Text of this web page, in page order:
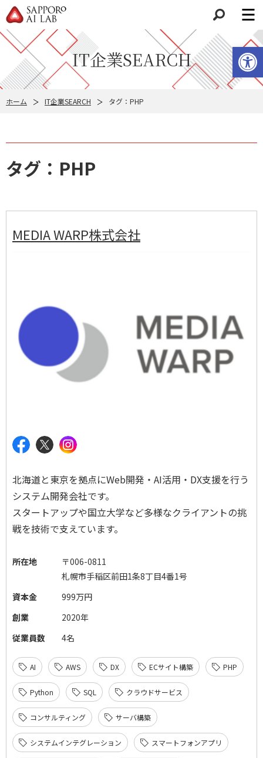
ツールバーを開く
検索
IT企業SEARCH
ホーム IT企業SEARCH タグ：PHP
タグ：PHP
MEDIA WARP株式会社
北海道と東京を拠点にWeb開発・AI活用・DX支援を行う
システム開発会社です。
スタートアップや国立大学など多様なクライアントの挑
戦を技術で支えています。
所在地
〒006-0811
札幌市手稲区前田1条8丁目4番1号
資本金
999万円
創業
2020年
従業員数
4名
AI AWS DX ECサイト構築 PHP
Python SQL クラウドサービス
コンサルティング サーバ構築
システムインテグレーション スマートフォンアプリ